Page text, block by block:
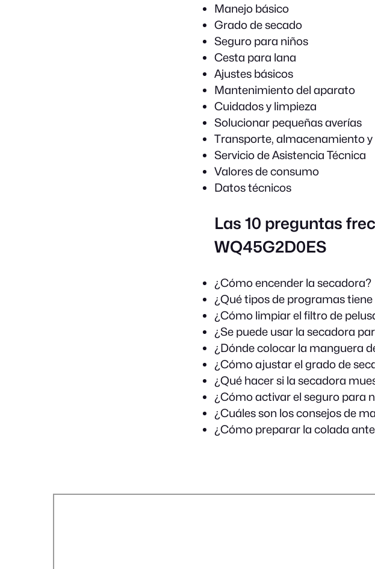
Manejo básico
Grado de secado
Seguro para niños
Cesta para lana
Ajustes básicos
Mantenimiento del aparato
Cuidados y limpieza
Solucionar pequeñas averías
Transporte, almacenamiento
Servicio de Asistencia Técnica
Valores de consumo
Datos técnicos
Las 10 preguntas
WQ45G2D0ES
¿Cómo encender la secadora?
¿Qué tipos de programas
¿Cómo limpiar el filtro de
¿Se puede usar la secadora
¿Dónde colocar la manguera
¿Cómo ajustar el grado de
¿Qué hacer si la secadora
¿Cómo activar el seguro para
¿Cuáles son los consejos de
¿Cómo preparar la colada